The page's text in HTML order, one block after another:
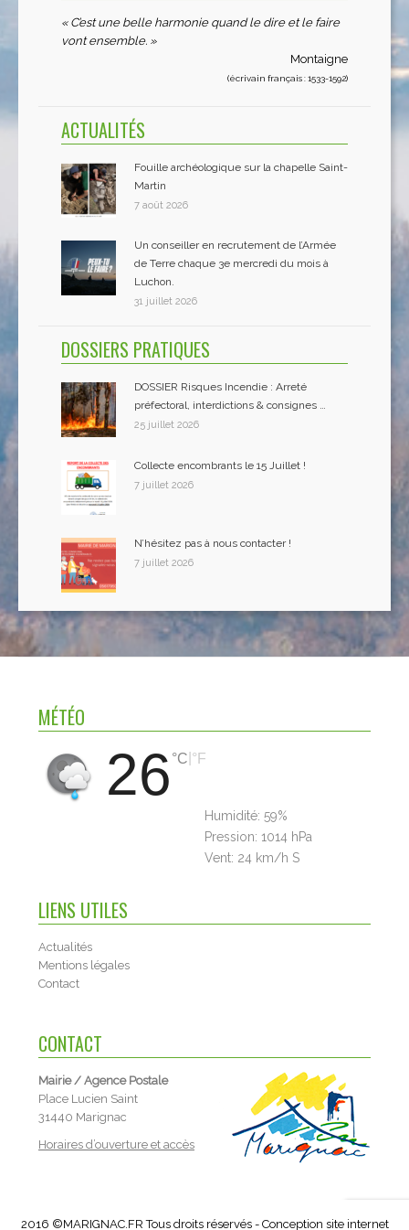
« C’est une belle harmonie quand le dire et le faire
vont ensemble. »
Montaigne
(écrivain français : 1533-1592)
ACTUALITÉS
Fouille archéologique sur la chapelle Saint-
Martin
7 août 2026
Un conseiller en recrutement de l’Armée
de Terre chaque 3e mercredi du mois à
Luchon.
31 juillet 2026
DOSSIERS PRATIQUES
DOSSIER Risques Incendie : Arreté
préfectoral, interdictions & consignes …
25 juillet 2026
Collecte encombrants le 15 Juillet !
7 juillet 2026
N’hésitez pas à nous contacter !
7 juillet 2026
MÉTÉO
26 °C °F
Humidité: 59%
Pression: 1014 hPa
Vent: 24 km/h S
LIENS UTILES
Actualités
Mentions légales
Contact
CONTACT
Mairie / Agence Postale
Place Lucien Saint
31440 Marignac
Horaires d’ouverture et accès
2016 ©MARIGNAC.FR Tous droits réservés - Conception site internet